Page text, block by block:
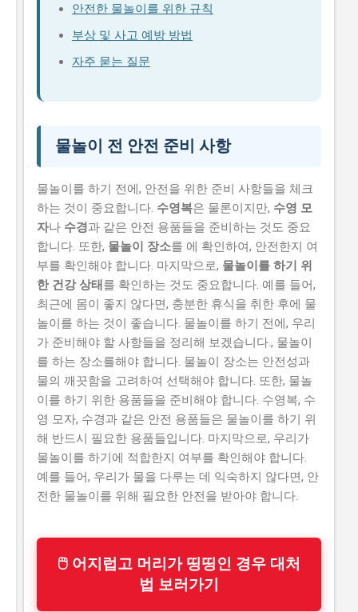
안전한 물놀이를 위한 규칙
부상 및 사고 예방 방법
자주 묻는 질문
물놀이 전 안전 준비 사항
물놀이를 하기 전에, 안전을 위한 준비 사항들을 체크
하는 것이 중요합니다. 수영복은 물론이지만, 수영 모
자나 수경과 같은 안전 용품들을 준비하는 것도 중요
합니다. 또한, 물놀이 장소를 에 확인하여, 안전한지 여
부를 확인해야 합니다. 마지막으로, 물놀이를 하기 위
한 건강 상태 를 확인하는 것도 중요합니다. 예를 들어,
최근에 몸이 좋지 않다면, 충분한 휴식을 취한 후에 물
놀이를 하는 것이 좋습니다. 물놀이를 하기 전에, 우리
가 준비해야 할 사항들을 정리해 보겠습니다., 물놀이
를 하는 장소를해야 합니다. 물놀이 장소는 안전성과
물의 깨끗함을 고려하여 선택해야 합니다. 또한, 물놀
이를 하기 위한 용품들을 준비해야 합니다. 수영복, 수
영 모자, 수경과 같은 안전 용품들은 물놀이를 하기 위
해 반드시 필요한 용품들입니다. 마지막으로, 우리가
물놀이를 하기에 적합한지 여부를 확인해야 합니다.
예를 들어, 우리가 물을 다루는 데 익숙하지 않다면, 안
전한 물놀이를 위해 필요한 안전을 받아야 합니다.
🖱 어지럽고 머리가 띵띵인 경우 대처
법 보러가기